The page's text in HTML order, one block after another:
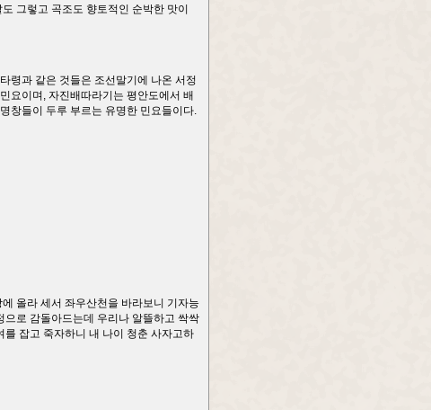
그렇고 곡조도 향토적인 순박한 맛이
령과 같은 것들은 조선말기에 나온 서정
요이며, 자진배따라기는 평안도에서 배
창들이 두루 부르는 유명한 민요들이다.
올라 세서 좌우산천을 바라보니 기자능
로 감돌아드는데 우리나 알뜰하고 싹싹
잡고 죽자하니 내 나이 청춘 사자고하